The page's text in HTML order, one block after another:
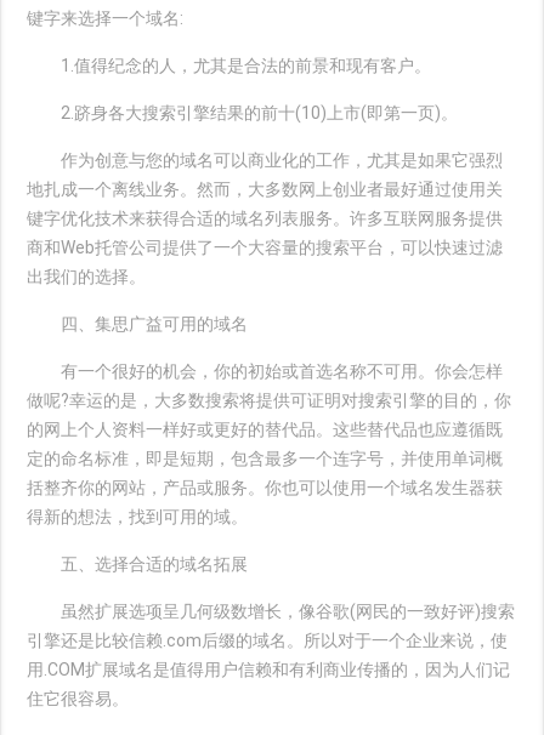
键字来选择一个域名:
1.值得纪念的人，尤其是合法的前景和现有客户。
2.跻身各大搜索引擎结果的前十(10)上市(即第一页)。
作为创意与您的域名可以商业化的工作，尤其是如果它强烈
地扎成一个离线业务。然而，大多数网上创业者最好通过使用关
键字优化技术来获得合适的域名列表服务。许多互联网服务提供
商和Web托管公司提供了一个大容量的搜索平台，可以快速过滤
出我们的选择。
四、集思广益可用的域名
有一个很好的机会，你的初始或首选名称不可用。你会怎样
做呢?幸运的是，大多数搜索将提供可证明对搜索引擎的目的，你
的网上个人资料一样好或更好的替代品。这些替代品也应遵循既
定的命名标准，即是短期，包含最多一个连字号，并使用单词概
括整齐你的网站，产品或服务。你也可以使用一个域名发生器获
得新的想法，找到可用的域。
五、选择合适的域名拓展
虽然扩展选项呈几何级数增长，像谷歌(网民的一致好评)搜索
引擎还是比较信赖.com后缀的域名。所以对于一个企业来说，使
用.COM扩展域名是值得用户信赖和有利商业传播的，因为人们记
住它很容易。